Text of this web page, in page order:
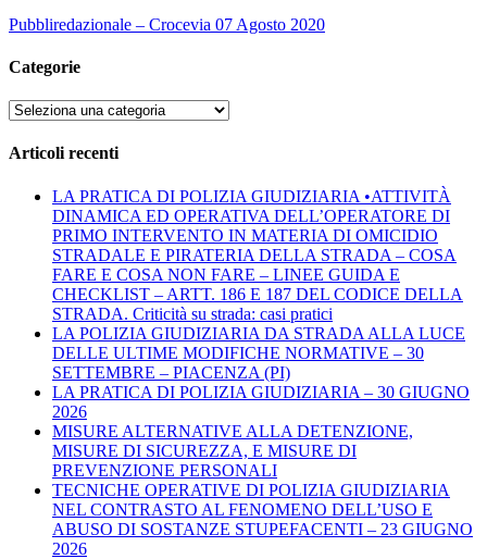
Pubbliredazionale – Crocevia 07 Agosto 2020
Categorie
Categorie
Articoli recenti
LA PRATICA DI POLIZIA GIUDIZIARIA •ATTIVITÀ
DINAMICA ED OPERATIVA DELL’OPERATORE DI
PRIMO INTERVENTO IN MATERIA DI OMICIDIO
STRADALE E PIRATERIA DELLA STRADA – COSA
FARE E COSA NON FARE – LINEE GUIDA E
CHECKLIST – ARTT. 186 E 187 DEL CODICE DELLA
STRADA. Criticità su strada: casi pratici
LA POLIZIA GIUDIZIARIA DA STRADA ALLA LUCE
DELLE ULTIME MODIFICHE NORMATIVE – 30
SETTEMBRE – PIACENZA (PI)
LA PRATICA DI POLIZIA GIUDIZIARIA – 30 GIUGNO
2026
MISURE ALTERNATIVE ALLA DETENZIONE,
MISURE DI SICUREZZA, E MISURE DI
PREVENZIONE PERSONALI
TECNICHE OPERATIVE DI POLIZIA GIUDIZIARIA
NEL CONTRASTO AL FENOMENO DELL’USO E
ABUSO DI SOSTANZE STUPEFACENTI – 23 GIUGNO
2026